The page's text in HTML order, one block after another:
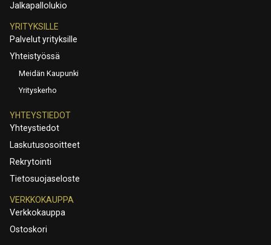
Jalkapallolukio
YRITYKSILLE
Palvelut yrityksille
Yhteistyössä
Meidän Kaupunki
Yrityskerho
YHTEYSTIEDOT
Yhteystiedot
Laskutusosoitteet
Rekrytointi
Tietosuojaseloste
VERKKOKAUPPA
Verkkokauppa
Ostoskori